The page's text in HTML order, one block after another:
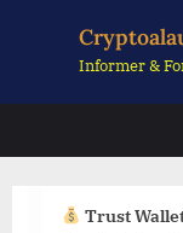
Informer &
Trust